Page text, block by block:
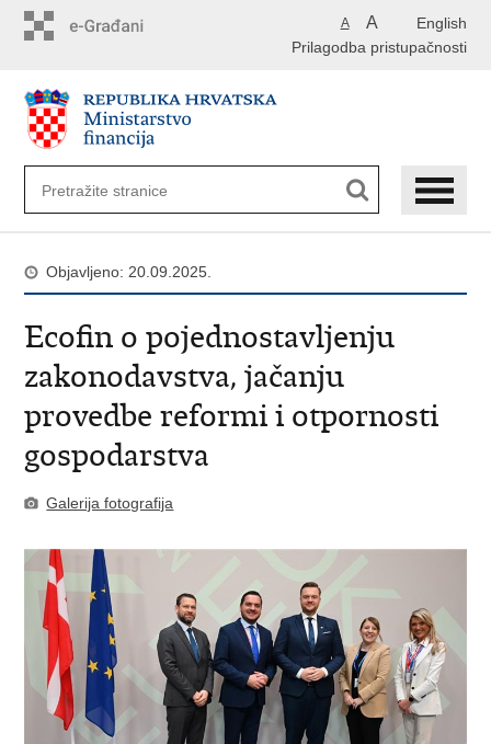
English
A A
Prilagodba pristupačnosti
Objavljeno: 20.09.2025.
Ecofin o pojednostavljenju
zakonodavstva, jačanju
provedbe reformi i otpornosti
gospodarstva
Galerija fotografija